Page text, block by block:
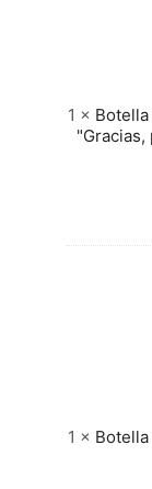
1 ×
1 ×